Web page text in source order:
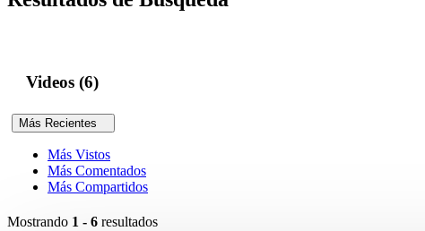
Videos (6)
Más Recientes
Más Vistos
Más Comentados
Más Compartidos
Mostrando 1 - 6 resultados